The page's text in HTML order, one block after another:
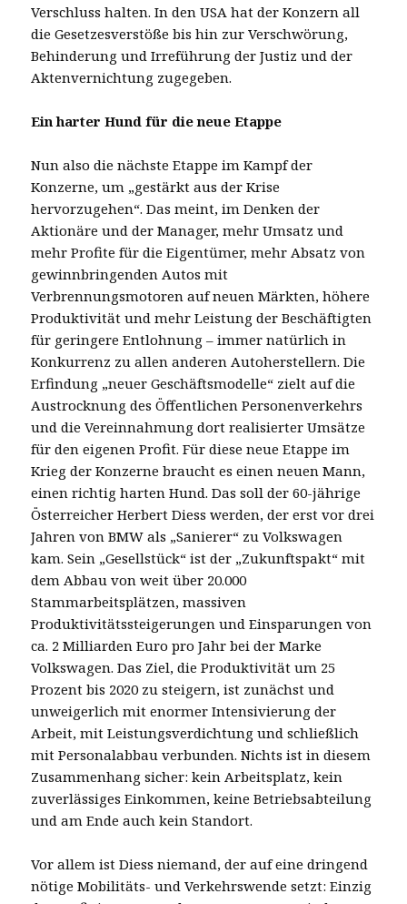
Verschluss halten. In den USA hat der Konzern all
die Gesetzesverstöße bis hin zur Verschwörung,
Behinderung und Irreführung der Justiz und der
Aktenvernichtung zugegeben.
Ein harter Hund für die neue Etappe
Nun also die nächste Etappe im Kampf der
Konzerne, um „gestärkt aus der Krise
hervorzugehen“. Das meint, im Denken der
Aktionäre und der Manager, mehr Umsatz und
mehr Profite für die Eigentümer, mehr Absatz von
gewinnbringenden Autos mit
Verbrennungsmotoren auf neuen Märkten, höhere
Produktivität und mehr Leistung der Beschäftigten
für geringere Entlohnung – immer natürlich in
Konkurrenz zu allen anderen Autoherstellern. Die
Erfindung „neuer Geschäftsmodelle“ zielt auf die
Austrocknung des Öffentlichen Personenverkehrs
und die Vereinnahmung dort realisierter Umsätze
für den eigenen Profit. Für diese neue Etappe im
Krieg der Konzerne braucht es einen neuen Mann,
einen richtig harten Hund. Das soll der 60-jährige
Österreicher Herbert Diess werden, der erst vor drei
Jahren von BMW als „Sanierer“ zu Volkswagen
kam. Sein „Gesellstück“ ist der „Zukunftspakt“ mit
dem Abbau von weit über 20.000
Stammarbeitsplätzen, massiven
Produktivitätssteigerungen und Einsparungen von
ca. 2 Milliarden Euro pro Jahr bei der Marke
Volkswagen. Das Ziel, die Produktivität um 25
Prozent bis 2020 zu steigern, ist zunächst und
unweigerlich mit enormer Intensivierung der
Arbeit, mit Leistungsverdichtung und schließlich
mit Personalabbau verbunden. Nichts ist in diesem
Zusammenhang sicher: kein Arbeitsplatz, kein
zuverlässiges Einkommen, keine Betriebsabteilung
und am Ende auch kein Standort.
Vor allem ist Diess niemand, der auf eine dringend
nötige Mobilitäts- und Verkehrswende setzt: Einzig